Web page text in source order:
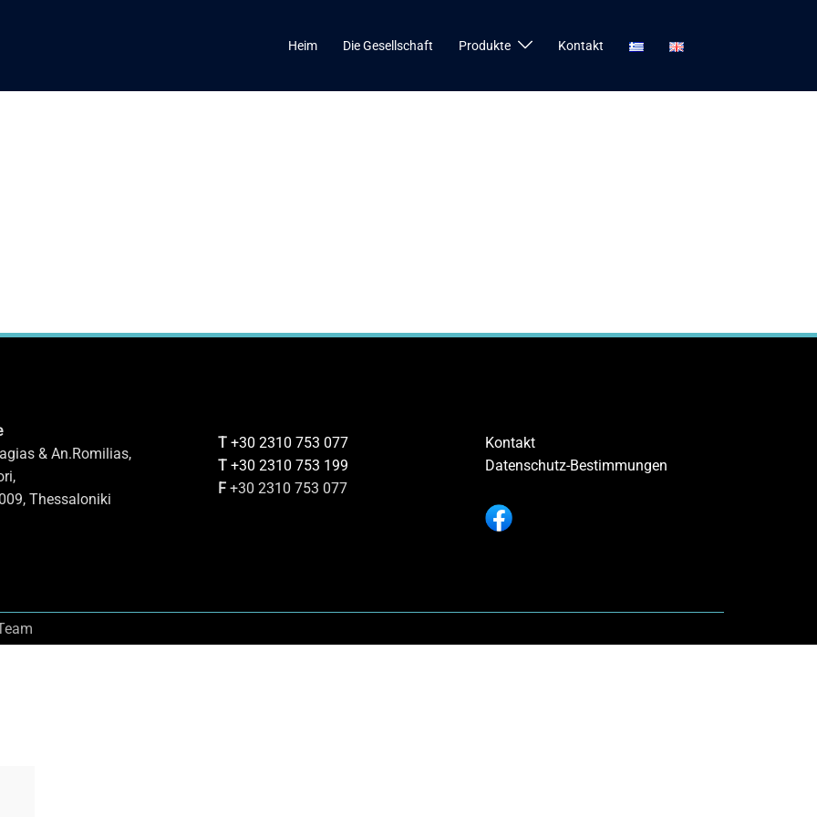
Heim Die Gesellschaft Produkte Kontakt
& An.Romilias,
Thessaloniki
Τ +30 2310 753 077
Τ +30 2310 753 199
F +30 2310 753 077
Kontakt
Datenschutz-Bestimmungen